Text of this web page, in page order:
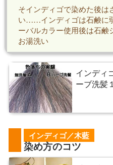
そインディゴで染めた後は
い……インディゴは石鹸に
ーバルカラー使用後は石鹸
お湯洗い
インディ
ーブ洗髪
インディゴ／木藍
染め方のコツ